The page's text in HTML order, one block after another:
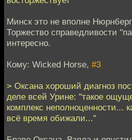
Минск это не вполне
Торжество справедливости
интересно.
Кому: Wicked Horse, #3
> Оксана хороший диагноз
деле всей Урине: "такое
комплекс неполноценности...
всё время обижали..."